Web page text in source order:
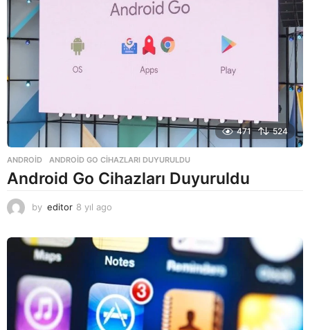
471 524
ANDROID ANDROID GO CIHAZLARI DUYURULDU
Android Go Cihazları Duyuruldu
by editor 8 yıl ago
a
g
o